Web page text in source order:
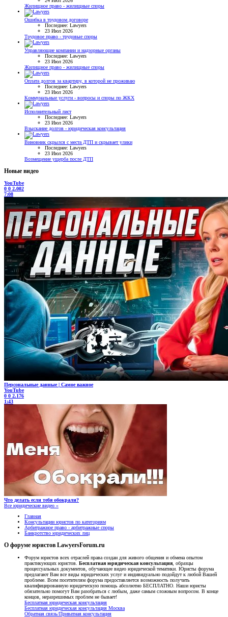
Жилищное право - жилищные споры
Ошибка в трудовом договоре
Последнее: Lawyers
23 Июл 2026
Трудовое право - трудовые споры
Управляющие компании и надзорные органы
Последнее: Lawyers
23 Июл 2026
Жилищное право - жилищные споры
Оплата долгов за квартиру, в которой не проживаю
Последнее: Lawyers
23 Июл 2026
Коммунальные услуги - вопросы и споры по ЖКХ
Исполнительный лист
Последнее: Lawyers
23 Июл 2026
Взыскание долгов - юридическая консультация
Виновник скрылся с места ДТП и скрывает улики
Последнее: Lawyers
23 Июл 2026
Возмещение ущерба после ДТП
Новые видео
YouTube
0 0 2.002
7:08
Персональные данные | Самое важное
YouTube
0 0 2.176
1:43
Что делать если тебя обокрали?
Все юридические видео »
Главная
Консультации юристов по категориям
Арбитражное право - арбитражные споры
Банкротство юридических лиц
О форуме юристов LawyersForum.ru
Форум юристов всех отраслей права создан для живого общения и обмена опытом
практикующих юристов. Бесплатная юридическая консультация , образцы
процессуальных документов, обучающее видео юридической тематики. Юристы форума
предлагают Вам все виды юридических услуг и индивидуально подойдут к любой Вашей
проблеме. Всем посетителям форума предоставляется возможность получить
квалифицированную юридическую помощь абсолютно БЕСПЛАТНО. Наши юристы
обязательно помогут Вам разобраться с любым, даже самым сложным вопросом. В конце
концов, неразрешимых проблем не бывает!
Бесплатная юридическая консультация
Бесплатная юридическая консультация Москва
Обратная связь/Приватная консультация